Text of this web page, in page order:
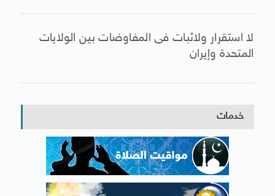
لا استقرار ولاثبات فى المفاوضات بين الولايات
المتحدة وإيران
خدمات